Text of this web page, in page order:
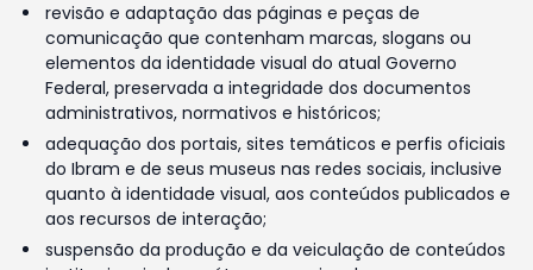
revisão e adaptação das páginas e peças de
comunicação que contenham marcas, slogans ou
elementos da identidade visual do atual Governo
Federal, preservada a integridade dos documentos
administrativos, normativos e históricos;
adequação dos portais, sites temáticos e perfis oficiais
do Ibram e de seus museus nas redes sociais, inclusive
quanto à identidade visual, aos conteúdos publicados e
aos recursos de interação;
suspensão da produção e da veiculação de conteúdos